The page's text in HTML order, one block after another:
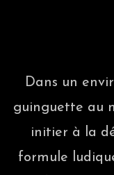
Dans un
guinguette au
initier à la
formule